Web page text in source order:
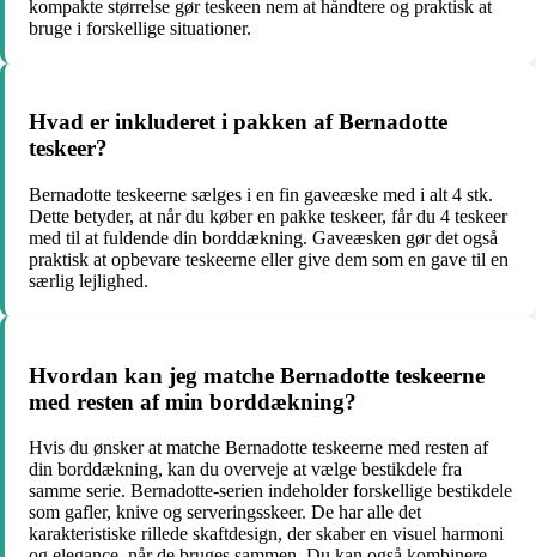
kompakte størrelse gør teskeen nem at håndtere og praktisk at
bruge i forskellige situationer.
Hvad er inkluderet i pakken af Bernadotte
teskeer?
Bernadotte teskeerne sælges i en fin gaveæske med i alt 4 stk.
Dette betyder, at når du køber en pakke teskeer, får du 4 teskeer
med til at fuldende din borddækning. Gaveæsken gør det også
praktisk at opbevare teskeerne eller give dem som en gave til en
særlig lejlighed.
Hvordan kan jeg matche Bernadotte teskeerne
med resten af min borddækning?
Hvis du ønsker at matche Bernadotte teskeerne med resten af
din borddækning, kan du overveje at vælge bestikdele fra
samme serie. Bernadotte-serien indeholder forskellige bestikdele
som gafler, knive og serveringsskeer. De har alle det
karakteristiske rillede skaftdesign, der skaber en visuel harmoni